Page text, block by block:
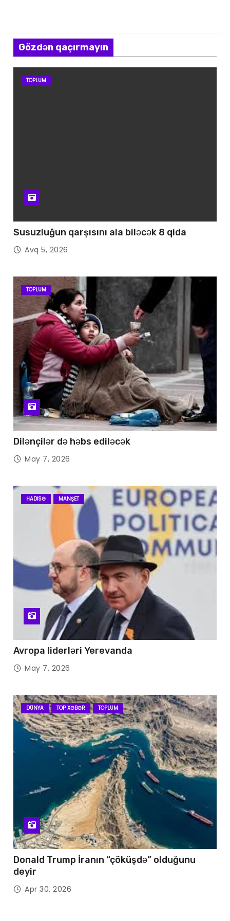
Gözdən qaçırmayın
TOPLUM
Susuzluğun qarşısını ala biləcək 8 qida
Avq 5, 2026
TOPLUM
Dilənçilər də həbs ediləcək
May 7, 2026
HADISƏ MANŞET
Avropa liderləri Yerevanda
May 7, 2026
DÜNYA TOP XƏBƏR TOPLUM
Donald Trump İranın “çöküşdə” olduğunu
deyir
Apr 30, 2026